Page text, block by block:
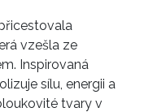
vzešla ze
Inspirovaná
sílu, energii a
tvary v